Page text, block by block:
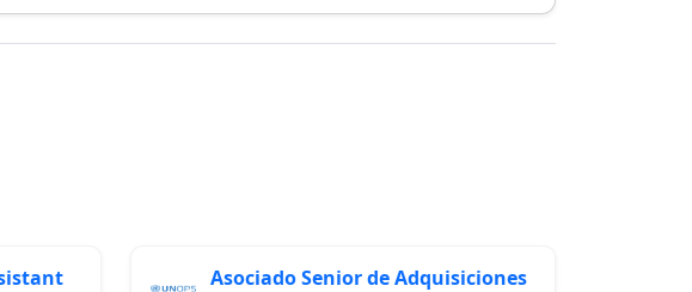
Asociado Senior de Adquisiciones